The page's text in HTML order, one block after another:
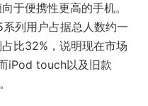
于便携性更高的手机。
列用户占据总人数约一
比32%，说明现在市场
iPod touch以及旧款